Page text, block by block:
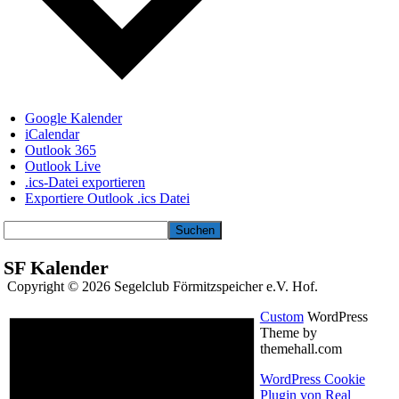
Google Kalender
iCalendar
Outlook 365
Outlook Live
.ics-Datei exportieren
Exportiere Outlook .ics Datei
Suchen
SF Kalender
Copyright © 2026 Segelclub Förmitzspeicher e.V. Hof.
CustomWordPress
Theme by
themehall.com
WordPress Cookie
Plugin von Real